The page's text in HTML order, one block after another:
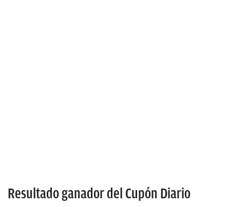
Resultado ganador del Cupón Diario